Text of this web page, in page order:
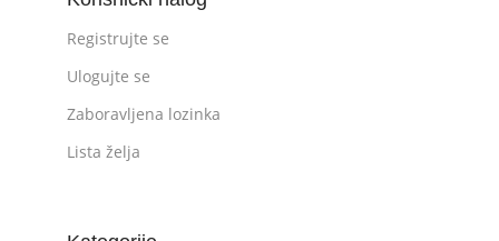
Registrujte se
Ulogujte se
Zaboravljena lozinka
Lista želja